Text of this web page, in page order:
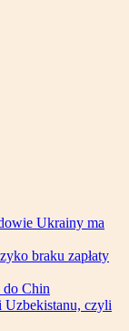
Ukrainy ma
braku zapłaty
do Chin
Uzbekistanu, czyli